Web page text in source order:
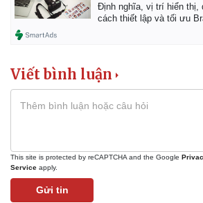
Định nghĩa, vị trí hiển thị,
cách thiết lập và tối ưu
Viết bình luận
This site is protected by reCAPTCHA and the Google
Service apply.
Gửi tin